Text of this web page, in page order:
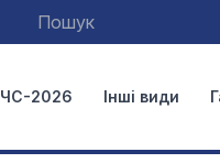
ЧС-2026 Інші види